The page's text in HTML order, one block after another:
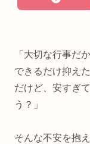
「大切な行事だ
できるだけ抑え
だけど、安すぎ
う？」
そんな不安を抱